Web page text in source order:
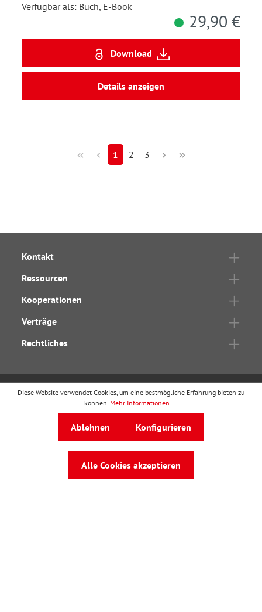
Verfügbar als: Buch, E-Book
29,90 €
Download
Details anzeigen
1 2 3
Kontakt
Ressourcen
Kooperationen
Verträge
Rechtliches
wbv Publikationist ein Geschäftsbereich von
Auf dem Esch 4 · 33619 Bielefeld · Telefon
service@wbv.de
Folgen Sie uns auf:
Diese Website verwendet Cookies, um eine bestmögliche Erfahrung bieten zu
können. Mehr Informationen ...
Ablehnen Konfigurieren
Alle Cookies akzeptieren